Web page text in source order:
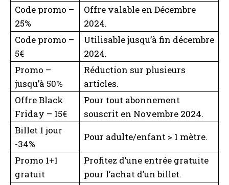
Code promo –
25%
Offre valable en Décembre
2024.
Code promo –
5€
Utilisable jusqu’à fin décembre
2024.
Promo –
jusqu’à 50%
Réduction sur plusieurs
articles.
Offre Black
Friday – 15€
Pour tout abonnement
souscrit en Novembre 2024.
Billet 1 jour
-34%
Pour adulte/enfant > 1 mètre.
Promo 1+1
gratuit
Profitez d’une entrée gratuite
pour l’achat d’un billet.